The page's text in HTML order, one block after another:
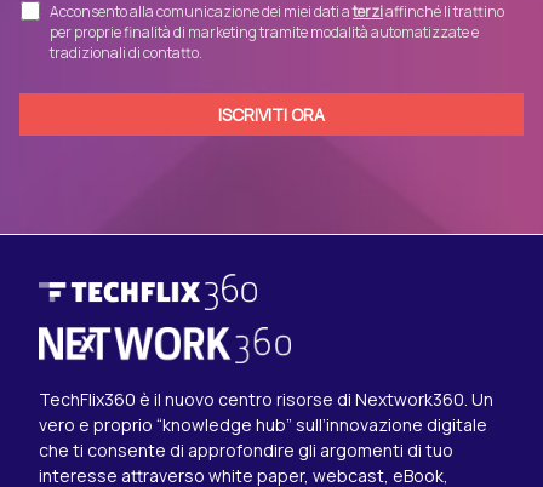
Acconsento alla comunicazione dei miei dati aterziaffinché li trattino
per proprie finalità di marketing tramite modalità automatizzate e
tradizionali di contatto.
TechFlix360 è il nuovo centro risorse di Nextwork360. Un
vero e proprio “knowledge hub” sull’innovazione digitale
che ti consente di approfondire gli argomenti di tuo
interesse attraverso white paper, webcast, eBook,